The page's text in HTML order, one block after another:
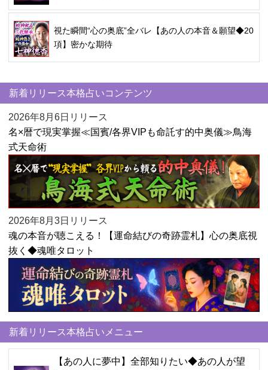
視た瞬間“心の奥底”全バレ【あの人の本音＆願望◆20
項】密かな期待
新着リリース本格占いコンテンツ
2026年8月6日リリース
名×暦で現実掌握≪国賓/各界VIPも命託す的中奥儀≫鳥海
式天命術
2026年8月3日リリース
魂の本音が聴こえる！【運命結びの奇跡霊札】心の奥底視
抜く◆魂唯タロット
新着リリース本格占いメニュー
【あの人に夢中】全部知りたい◆あの人が望